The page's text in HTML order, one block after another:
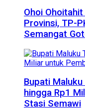
Ohoi
Provinsi, TP-
Semangat
Bupati
hingga Rp1
Stasi Semawi